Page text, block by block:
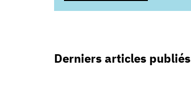
Derniers articles publiés